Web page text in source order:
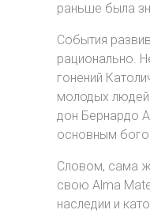
раньше была
События
рационально.
гонений
молодых людей
дон Бернардо
основным
Словом, сама
свою Alma
наследии и